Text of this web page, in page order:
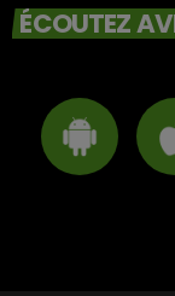
ÉCOUTEZ